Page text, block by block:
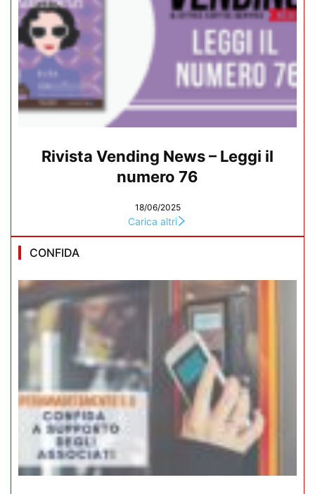
Rivista Vending News – Leggi il
numero 76
18/06/2025
Carica altri
CONFIDA